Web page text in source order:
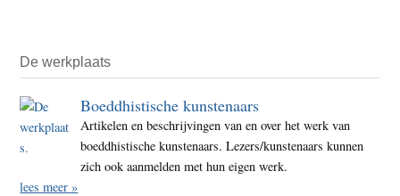
De werkplaats
Boeddhistische kunstenaars
Artikelen en beschrijvingen van en over het werk van
boeddhistische kunstenaars. Lezers/kunstenaars kunnen
zich ook aanmelden met hun eigen werk.
lees meer »